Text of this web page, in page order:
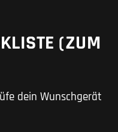
(ZUM
dein Wunschgerät